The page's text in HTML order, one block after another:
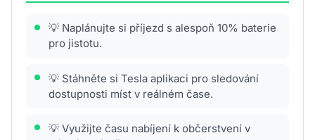
💡 Naplánujte si příjezd s alespoň 10% baterie
pro jistotu.
💡 Stáhněte si Tesla aplikaci pro sledování
dostupnosti míst v reálném čase.
💡 Využijte času nabíjení k občerstvení v